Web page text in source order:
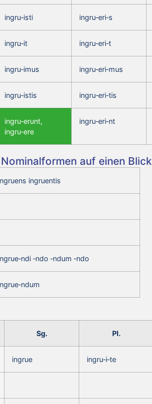
ingru‑isti ingru‑eri‑s
ingru‑it ingru‑eri‑t
ingru‑imus ingru‑eri‑mus
ingru‑istis ingru‑eri‑tis
ingru‑erunt,
ingru‑ere
ingru‑eri‑nt
auf einen Blick
ingruentis
‑ndo ‑ndum ‑ndo
Sg. Pl.
ingrue ingru‑i‑te